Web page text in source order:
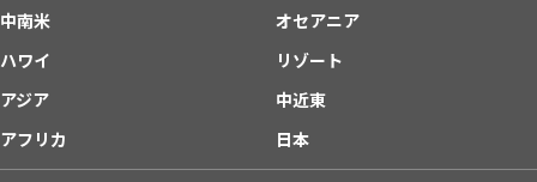
中南米
オセアニア
ハワイ
リゾート
アジア
中近東
アフリカ
日本